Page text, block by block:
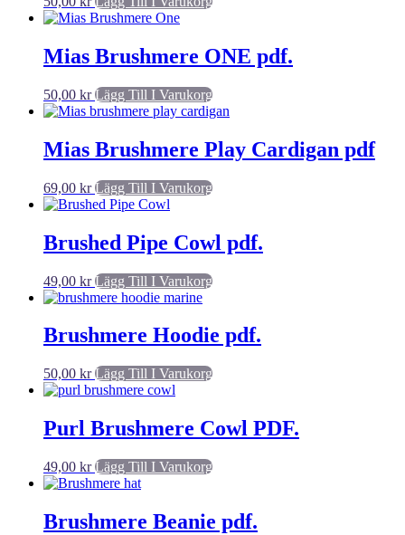
Mias Brushmere ONE pdf.
50,00 kr Lägg Till I Varukorg
Mias Brushmere Play Cardigan pdf
69,00 kr Lägg Till I Varukorg
Brushed Pipe Cowl pdf.
49,00 kr Lägg Till I Varukorg
Brushmere Hoodie pdf.
50,00 kr Lägg Till I Varukorg
Purl Brushmere Cowl PDF.
49,00 kr Lägg Till I Varukorg
Brushmere Beanie pdf.